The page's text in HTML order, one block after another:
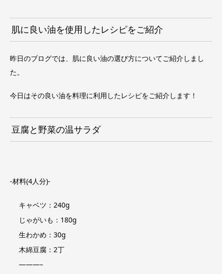
肌に良い油を使用したレシピをご紹介
昨日のブログでは、肌に良い油の選び方についてご紹介しまし
た。
今日はその良い油を料理に利用したレシピをご紹介します！
豆腐と野菜の温サラダ
-材料(4人分)-
キャベツ：240g
じゃがいも：180g
生わかめ：30g
木綿豆腐：2丁
———–